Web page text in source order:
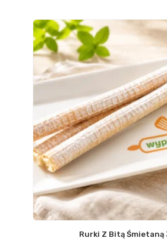
Rurki Z Bitą Śmietaną